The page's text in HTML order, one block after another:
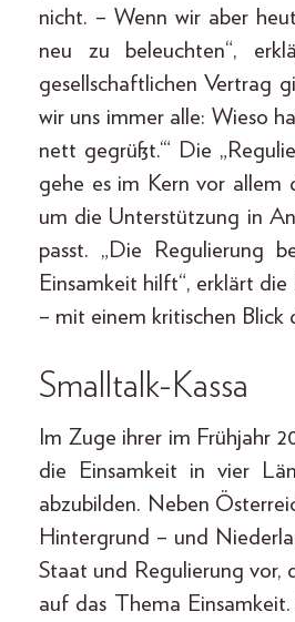
nicht. – Wenn wir aber
neu zu beleuchten“,
gesellschaftlichen Vertrag
wir uns immer alle: Wieso
nett gegrüßt.‘“ Die
gehe es im Kern vor allem
um die Unterstützung in
passt. „Die Regulierung
Einsamkeit hilft“, erklärt
– mit einem kritischen Blick
Smalltalk-Kassa
Im Zuge ihrer im Frühjahr
die Einsamkeit in vier
abzubilden. Neben
Hintergrund – und
Staat und Regulierung vor,
auf das Thema